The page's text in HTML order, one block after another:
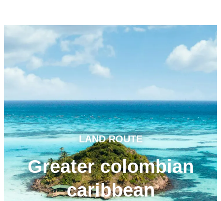
LAND ROUTE
Greater colombian
caribbean